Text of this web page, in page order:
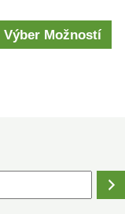
Výber Možností